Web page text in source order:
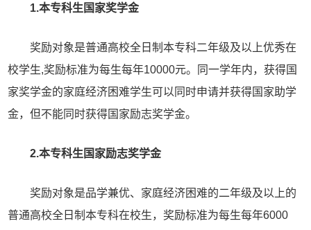
1.本专科生国家奖学金
奖励对象是普通高校全日制本专科二年级及以上优秀在
校学生,奖励标准为每生每年10000元。同一学年内，获得国
家奖学金的家庭经济困难学生可以同时申请并获得国家助学
金，但不能同时获得国家励志奖学金。
2.本专科生国家励志奖学金
奖励对象是品学兼优、家庭经济困难的二年级及以上的
普通高校全日制本专科在校生，奖励标准为每生每年6000